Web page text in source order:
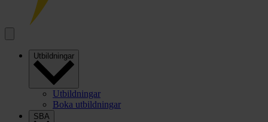
Utbildningar
Utbildningar
Boka utbildningar
SBA